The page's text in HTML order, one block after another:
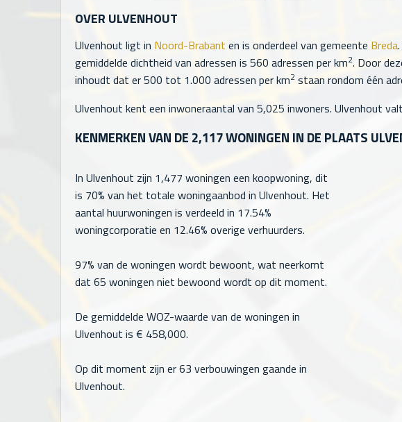
OVER ULVENHOUT
Ulvenhout ligt in Noord-Brabant en is onderdeel van gemeente Breda
gemiddelde dichtheid van adressen is 560 adressen per km2. Door
inhoudt dat er 500 tot 1.000 adressen per km2 staan rondom één
Ulvenhout kent een inwoneraantal van 5,025 inwoners. Ulvenhout
KENMERKEN VAN DE 2,117WONINGEN IN DE PLAATS
In Ulvenhout zijn 1,477 woningen een koopwoning, dit
is 70% van het totale woningaanbod in Ulvenhout. Het
aantal huurwoningen is verdeeld in 17.54%
woningcorporatie en 12.46% overige verhuurders.
97% van de woningen wordt bewoont, wat neerkomt
dat 65 woningen niet bewoond wordt op dit moment.
De gemiddelde WOZ-waarde van de woningen in
Ulvenhout is € 458,000.
Op dit moment zijn er 63 verbouwingen gaande in
Ulvenhout.